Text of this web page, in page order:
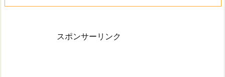
スポンサーリンク